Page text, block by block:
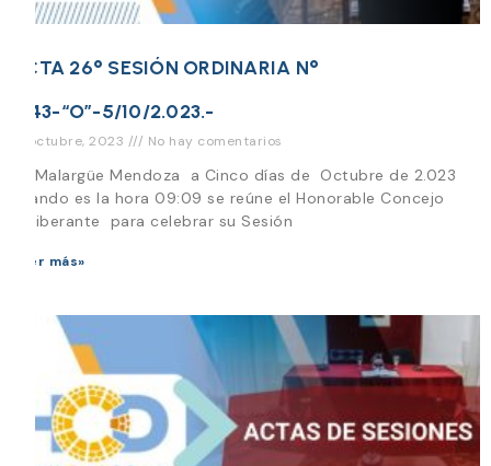
ACTA 26° SESIÓN ORDINARIA N°
1.143-“O”-5/10/2.023.-
12 octubre, 2023 No hay comentarios
En Malargüe Mendoza a Cinco días de Octubre de 2.023
cuando es la hora 09:09 se reúne el Honorable Concejo
Deliberante para celebrar su Sesión
Leer más»